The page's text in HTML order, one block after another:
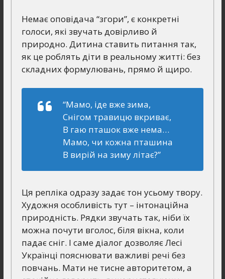
Немає оповідача “згори”, є конкретні
голоси, які звучать довірливо й
природно. Дитина ставить питання так,
як це роблять діти в реальному житті: без
складних формулювань, прямо й щиро.
“Мамо, іде вже зима,
Снігом травицю вкриває,
В гаю пташок вже нема…
Мамо, чи кожна пташина
В вирій на зиму літає?”
Ця репліка одразу задає тон усьому твору.
Художня особливість тут – інтонаційна
природність. Рядки звучать так, ніби їх
можна почути вголос, біля вікна, коли
падає сніг. І саме діалог дозволяє Лесі
Українці пояснювати важливі речі без
повчань. Мати не тисне авторитетом, а